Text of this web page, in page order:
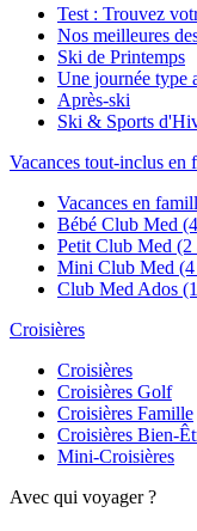
Test : Trouvez
Nos meilleures
Ski de Printemps
Une journée type
Après-ski
Ski & Sports
Vacances tout-inclus en
Vacances en
Bébé Club Med
Petit Club Med (2
Mini Club Med (4
Club Med Ados
Croisières
Croisières
Croisières Golf
Croisières Famille
Croisières Bien-
Mini-Croisières
Avec qui voyager ?